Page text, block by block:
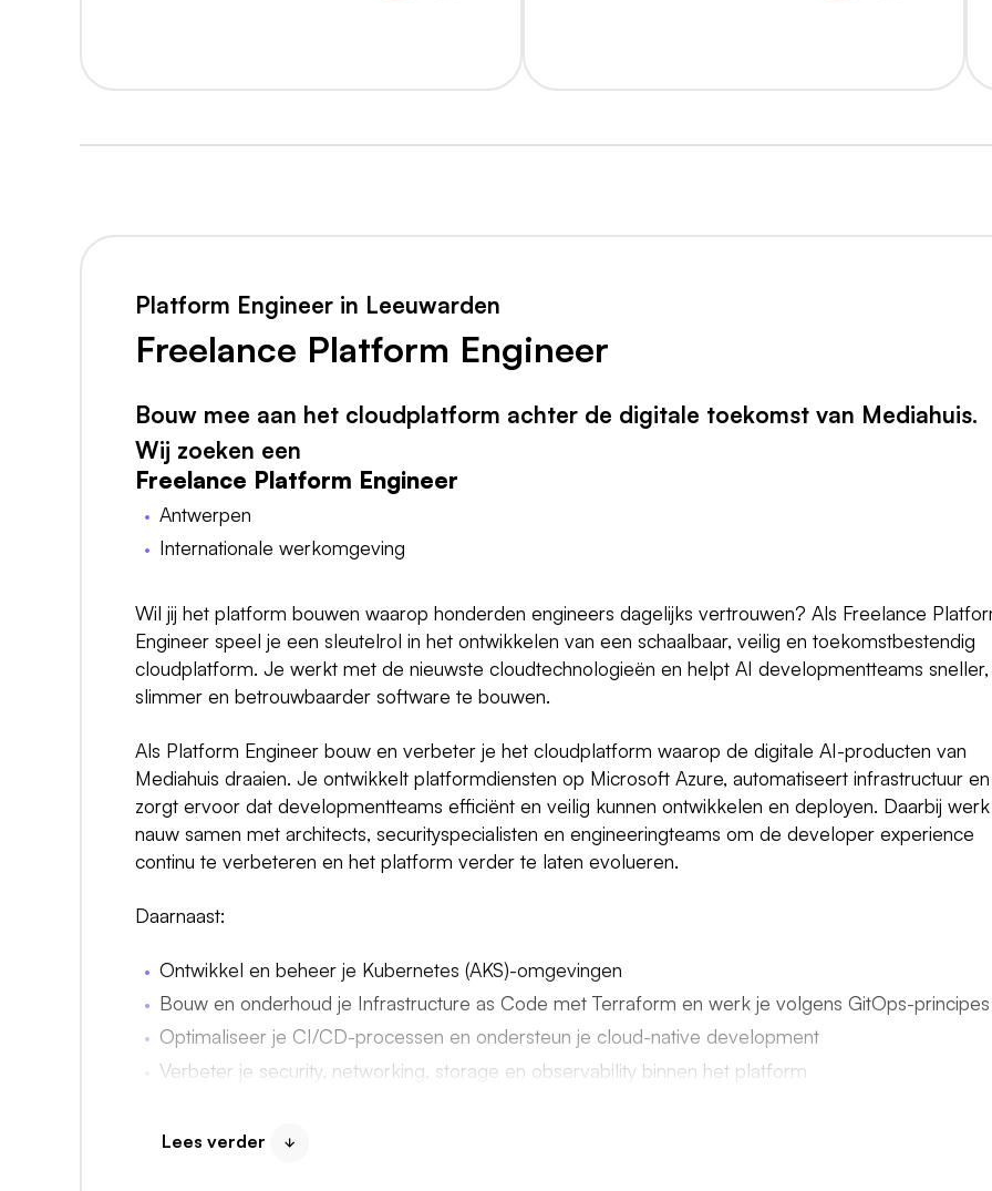
Platform Engineer in Leeuwarden
Freelance Platform Engineer
Bouw mee aan het cloudplatform achter de digitale toekomst van Mediahuis.
Wij zoeken een
Freelance Platform Engineer
Antwerpen
Internationale werkomgeving
Wil jij het platform bouwen waarop honderden engineers dagelijks vertrouwen? Als Freelance
Engineer speel je een sleutelrol in het ontwikkelen van een schaalbaar, veilig en toekomstbestendig
cloudplatform. Je werkt met de nieuwste cloudtechnologieën en helpt AI developmentteams sneller,
slimmer en betrouwbaarder software te bouwen.
Als Platform Engineer bouw en verbeter je het cloudplatform waarop de digitale AI-producten van
Mediahuis draaien. Je ontwikkelt platformdiensten op Microsoft Azure, automatiseert infrastructuur en
zorgt ervoor dat developmentteams efficiënt en veilig kunnen ontwikkelen en deployen. Daarbij
nauw samen met architects, securityspecialisten en engineeringteams om de developer experience
continu te verbeteren en het platform verder te laten evolueren.
Daarnaast:
Ontwikkel en beheer je Kubernetes (AKS)-omgevingen
Bouw en onderhoud je Infrastructure as Code met Terraform en werk je volgens GitOps-principes
Optimaliseer je CI/CD-processen en ondersteun je cloud-native development
Verbeter je security, networking, storage en observability binnen het platform
PostgreSQL, NATS en N8N
Lees verder